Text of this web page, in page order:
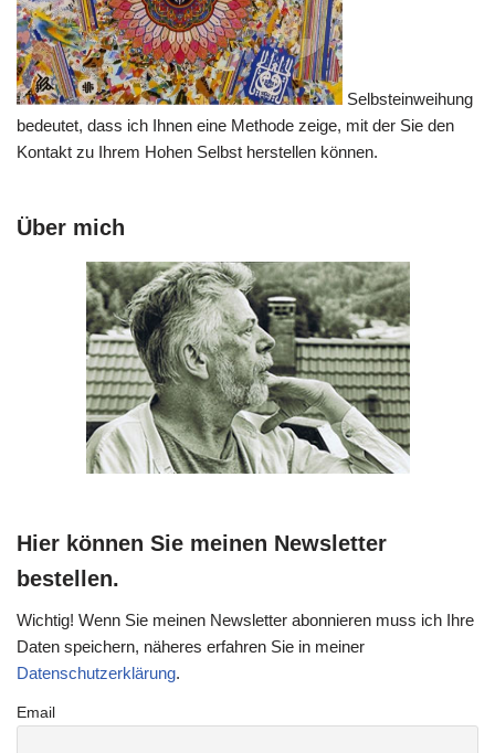
Selbsteinweihung
bedeutet, dass ich Ihnen eine Methode zeige, mit der Sie den
Kontakt zu Ihrem Hohen Selbst herstellen können.
Über mich
Hier können Sie meinen Newsletter
bestellen.
Wichtig! Wenn Sie meinen Newsletter abonnieren muss ich Ihre
Daten speichern, näheres erfahren Sie in meiner
Datenschutzerklärung.
Email